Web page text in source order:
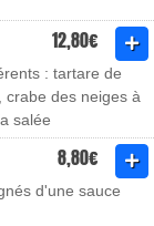
12,80€
: tartare de
des neiges à
salée
8,80€
d'une sauce